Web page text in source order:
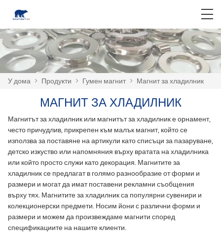
У дома > Продукти > Гумен магнит > Магнит за хладилник
МАГНИТ ЗА ХЛАДИЛНИК
Магнитът за хладилник или магнитът за хладилник е орнамент,
често причудлив, прикрепен към малък магнит, който се
използва за поставяне на артикули като списъци за пазаруване,
детско изкуство или напомняния върху вратата на хладилника
или който просто служи като декорация. Магнитите за
хладилник се предлагат в голямо разнообразие от форми и
размери и могат да имат поставени рекламни съобщения
върху тях. Магнитите за хладилник са популярни сувенири и
колекционерски предмети. Носим йони с различни форми и
размери и можем да произвеждаме магнити според
спецификациите на нашите клиенти.